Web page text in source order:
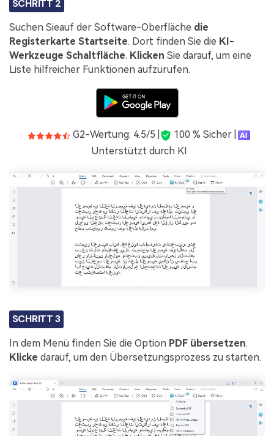
SCHRITT 2
Suchen Sieauf der Software-Oberfläche die
Registerkarte Startseite. Dort finden Sie die KI-
Werkzeuge Schaltfläche. Klicken Sie darauf, um eine
Liste hilfreicher Funktionen aufzurufen.
G2-Wertung: 4.5/5 |
100 % Sicher |
Unterstützt durch KI
SCHRITT 3
In dem Menü finden Sie die Option PDF übersetzen.
Klicke darauf, um den Übersetzungsprozess zu starten.